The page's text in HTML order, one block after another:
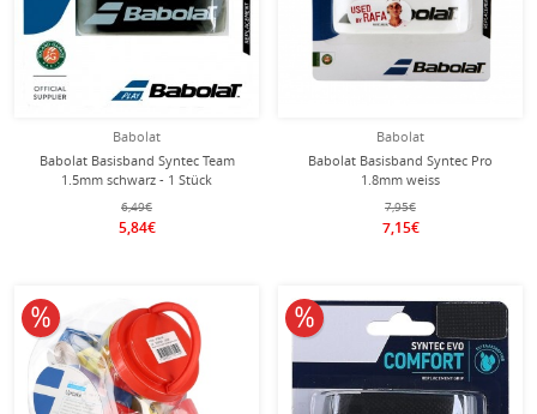
Babolat
Babolat Basisband Syntec Team
1.5mm schwarz - 1 Stück
6,49€
5,84€
Babolat
Babolat Basisband Syntec Pro
1.8mm weiss
7,95€
7,15€
10% reduziert 10% reduziert